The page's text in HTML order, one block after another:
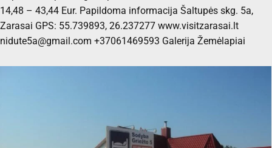
14,48 – 43,44 Eur. Papildoma informacija Šaltupės skg. 5a,
Zarasai GPS: 55.739893, 26.237277 www.visitzarasai.lt
nidute5a@gmail.com +37061469593 Galerija Žemėlapiai